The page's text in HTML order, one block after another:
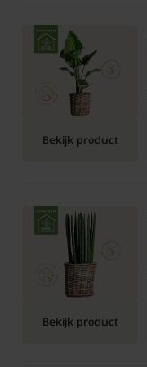
Bekijk product
Bekijk product